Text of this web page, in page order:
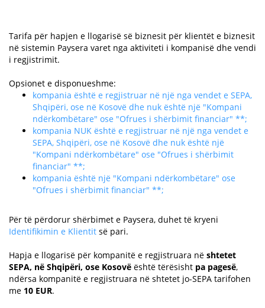
Tarifa për hapjen e llogarisë së biznesit për klientët e biznesit
në sistemin Paysera varet nga aktiviteti i kompanisë dhe vendi
i regjistrimit.
Opsionet e disponueshme:
kompania është e regjistruar në një nga vendet e SEPA,
Shqipëri, ose në Kosovë dhe nuk është një "Kompani
ndërkombëtare" ose "Ofrues i shërbimit financiar" **;
kompania NUK është e regjistruar në një nga vendet e
SEPA, Shqipëri, ose në Kosovë dhe nuk është një
"Kompani ndërkombëtare" ose "Ofrues i shërbimit
financiar" **;
kompania është një "Kompani ndërkombëtare" ose
"Ofrues i shërbimit financiar" **;
Për të përdorur shërbimet e Paysera, duhet të kryeni
Identifikimin e Klientit së pari.
Hapja e llogarisë për kompanitë e regjistruara në shtetet
SEPA, në Shqipëri, ose Kosovë është tërësisht pa pagesë,
ndërsa kompanitë e regjistruara në shtetet jo-SEPA tarifohen
me 10 EUR.